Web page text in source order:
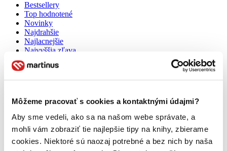
Môžeme pracovať s cookies a kontaktnými údajmi?
Aby sme vedeli, ako sa na našom webe správate, a
mohli vám zobraziť tie najlepšie tipy na knihy, zbierame
cookies. Niektoré sú naozaj potrebné a bez nich by naša
Bestsellery
Top hodnotené
Novinky
Najdrahšie
Najlacnejšie
Najvyššia zľava